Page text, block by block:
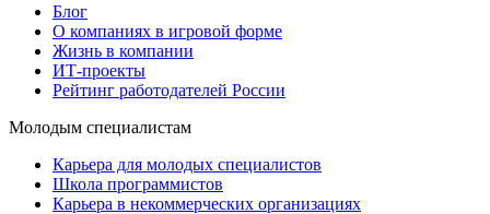
Блог
О компаниях в игровой форме
Жизнь в компании
ИТ-проекты
Рейтинг работодателей России
Молодым специалистам
Карьера для молодых специалистов
Школа программистов
Карьера в некоммерческих организациях